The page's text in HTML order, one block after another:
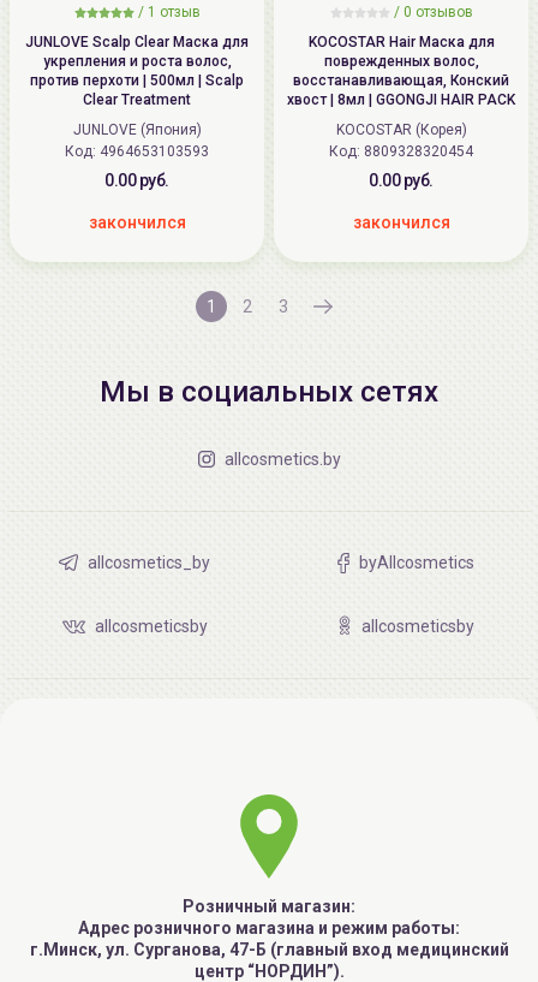
/ 1 отзыв
JUNLOVE Scalp Clear Маска для
укрепления и роста волос,
против перхоти | 500мл | Scalp
Clear Treatment
JUNLOVE (Япония)
Код: 4964653103593
0.00 руб.
закончился
/ 0 отзывов
KOCOSTAR Hair Маска для
поврежденных волос,
восстанавливающая, Конский
хвост | 8мл | GGONGJI HAIR PACK
KOCOSTAR (Корея)
Код: 8809328320454
0.00 руб.
закончился
1 2 3
Мы в социальных сетях
allcosmetics.by
allcosmetics_by byAllcosmetics
allcosmeticsby allcosmeticsby
Розничный магазин:
Адрес розничного магазина и режим работы:
г.Минск, ул. Сурганова, 47-Б (главный вход медицинский
центр “НОРДИН”).